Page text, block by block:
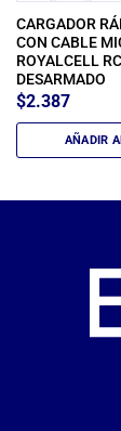
CARGADOR
CON CABLE
ROYALCELL
DESARMADO
$2.387
AÑADIR